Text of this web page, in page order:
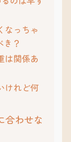
なっちゃ
？
は関係あ
けれど何
合わせな